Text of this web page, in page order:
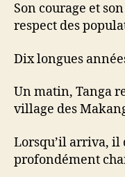
Son courage et
respect des
Dix longues
Un matin, Tanga
village des
Lorsqu’il arriva,
profondément